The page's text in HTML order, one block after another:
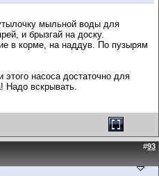
мыльной воды для
и брызгай на доску.
в корме, на наддув. По пузырям
насоса достаточно для
Надо вскрывать.
#93